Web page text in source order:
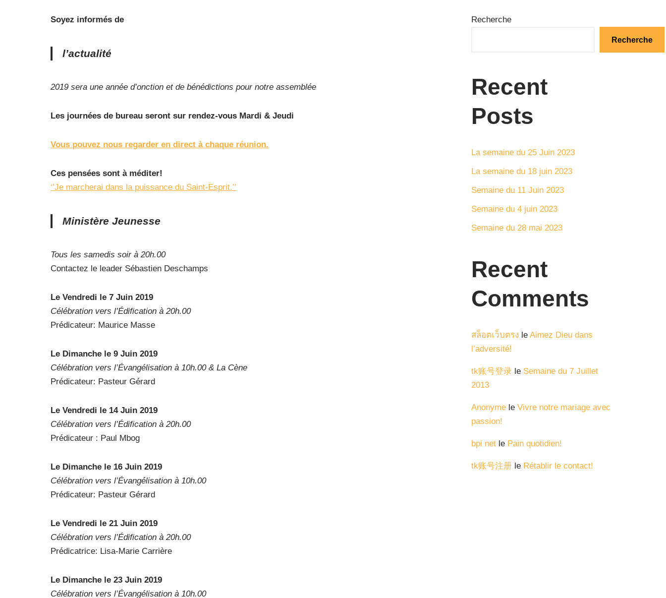
Soyez informés de
l’actualité
2019 sera une année d’onction et de bénédictions pour notre assemblée
Les journées de bureau seront sur rendez-vous Mardi & Jeudi
Vous pouvez nous regarder en direct à chaque réunion.
Ces pensées sont à méditer!
‘’Je marcherai dans la puissance du Saint-Esprit.’’
Ministère Jeunesse
Tous les samedis soir à 20h.00
Contactez le leader Sébastien Deschamps
Le Vendredi le 7 Juin 2019
Célébration vers l’Édification à 20h.00
Prédicateur: Maurice Masse
Le Dimanche le 9 Juin 2019
Célébration vers l’Évangélisation à 10h.00 & La Cène
Prédicateur: Pasteur Gérard
Le Vendredi le 14 Juin 2019
Célébration vers l’Édification à 20h.00
Prédicateur : Paul Mbog
Le Dimanche le 16 Juin 2019
Célébration vers l’Évangélisation à 10h.00
Prédicateur: Pasteur Gérard
Le Vendredi le 21 Juin 2019
Célébration vers l’Édification à 20h.00
Prédicatrice: Lisa-Marie Carrière
Le Dimanche le 23 Juin 2019
Célébration vers l’Évangélisation à 10h.00
Recherche
Recherche
Recent
Posts
La semaine du 25 Juin 2023
La semaine du 18 juin 2023
Semaine du 11 Juin 2023
Semaine du 4 juin 2023
Semaine du 28 mai 2023
Recent
Comments
สล็อตเว็บตรง le Aimez Dieu dans
l’adversité!
tk账号登录 le Semaine du 7 Juillet
2013
Anonyme le Vivre notre mariage avec
passion!
bpi net le Pain quotidien!
tk账号注册 le Rétablir le contact!